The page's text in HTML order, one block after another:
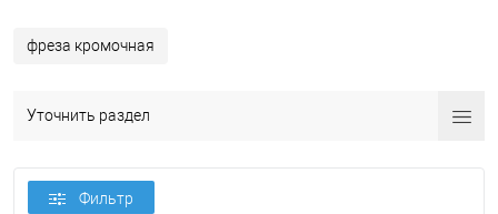
фреза кромочная
Уточнить раздел
Фильтр